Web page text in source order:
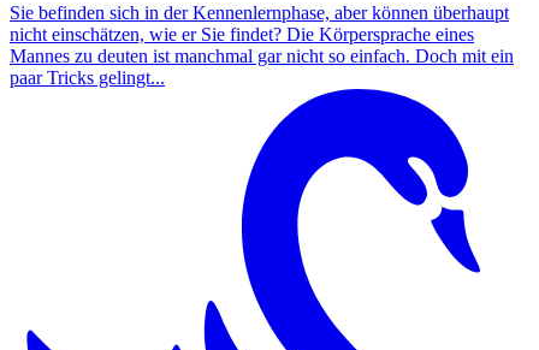
Sie befinden sich in der Kennenlernphase, aber können überhaupt
nicht einschätzen, wie er Sie findet? Die Körpersprache eines
Mannes zu deuten ist manchmal gar nicht so einfach. Doch mit ein
paar Tricks gelingt...